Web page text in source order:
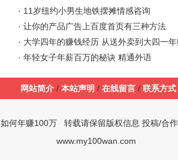
· 11岁纽约小男生地铁摆摊情感咨询
· 让你的产品广告上百度首页有三种方法
· 大学四年的赚钱经历 从送外卖到大四一
· 年轻女子年薪百万的秘诀 精通外语
网站简介 / 本站声明 / 在线留言 / 联系方式
如何年赚100万转载请保留版权信息 投稿/合作
www.my100wan.com